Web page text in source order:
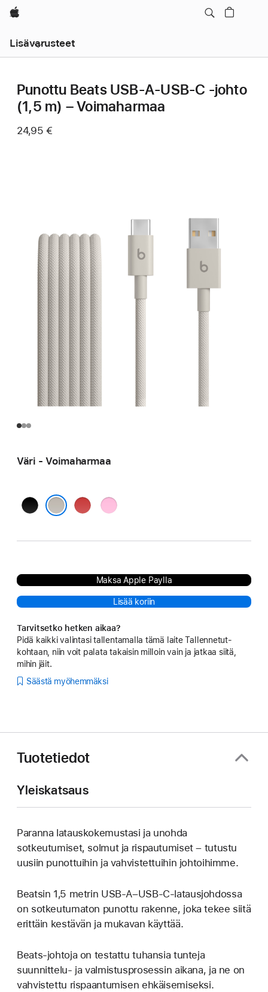
Apple
Lisävarusteet
navigointi
Punottu Beats USB-A-USB-C ‑johto
(1,5 m) – Voimaharmaa
24,95 €
Väri - Voimaharmaa
MyrskynmustaPirteä Superpinkki
Maksa Apple Paylla
Lisää koriin
Tarvitsetko hetken aikaa?
Pidä kaikki valintasi tallentamalla tämä laite Tallennetut-
kohtaan, niin voit palata takaisin milloin vain ja jatkaa siitä,
mihin jäit.
Säästä myöhemmäksi
Tuotetiedot
Yleiskatsaus
Paranna latauskokemustasi ja unohda
sotkeutumiset, solmut ja rispautumiset – tutustu
uusiin punottuihin ja vahvistettuihin johtoihimme.
Beatsin 1,5 metrin USB-A–USB-C-latausjohdossa
on sotkeutumaton punottu rakenne, joka tekee siitä
erittäin kestävän ja mukavan käyttää.
Beats-johtoja on testattu tuhansia tunteja
suunnittelu‑ ja valmistusprosessin aikana, ja ne on
vahvistettu rispaantumisen ehkäisemiseksi.